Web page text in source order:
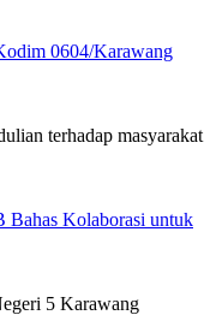
0604/Karawang
terhadap masyarakat
Bahas Kolaborasi untuk
5 Karawang